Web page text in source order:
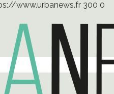
www.urbanews.fr 300 0